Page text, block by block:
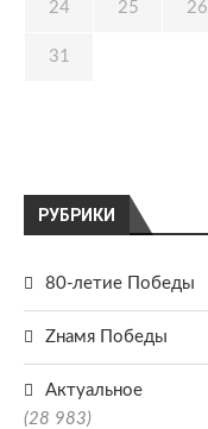
РУБРИКИ
80-летие Победы
Zнамя Победы
Актуальное
(28 983)
24 25 26
31